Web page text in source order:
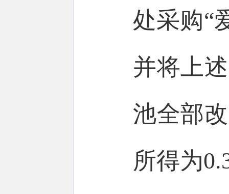
处采购“
并将上
池全部
所得为